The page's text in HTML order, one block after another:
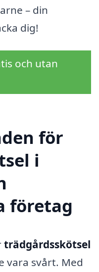
– din
dig!
och utan
för
i
företag
trädgårdsskötsel
vara svårt. Med